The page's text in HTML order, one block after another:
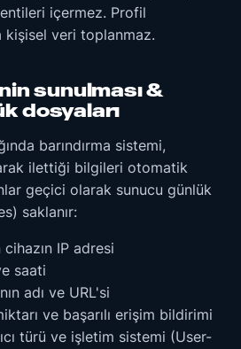
içermez. Profil
kişisel veri toplanmaz.
sunulması &
dosyaları
barındırma sistemi,
ilettiği bilgileri otomatik
geçici olarak sunucu günlük
saklanır:
IP adresi
saati
adı ve URL'si
ve başarılı erişim bildirimi
türü ve işletim sistemi (User-